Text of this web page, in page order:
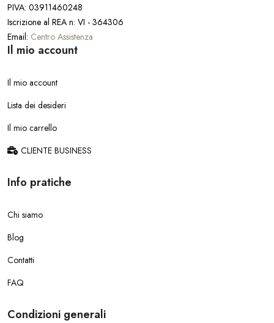
PIVA: 03911460248
Iscrizione al REA n: VI - 364306
Email: Centro Assistenza
Il mio account
Il mio account
Lista dei desideri
Il mio carrello
CLIENTE BUSINESS
Info pratiche
Chi siamo
Blog
Contatti
FAQ
Condizioni generali